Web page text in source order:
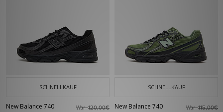
SCHNELLKAUF
New Balance 740 War120,00€
SCHNELLKAUF
New Balance 740 War115,00€